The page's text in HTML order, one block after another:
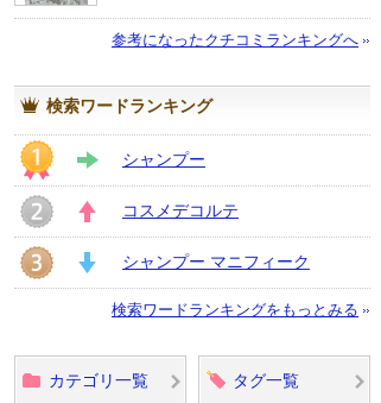
上
メ
気
参考になったクチコミランキングへ
検索ワードランキング
1 STAY
シャンプー
2 UP
コスメデコルテ
3 DOWN
シャンプー マニフィーク
検索ワードランキングをもっとみる
カテゴリ一覧 タグ一覧